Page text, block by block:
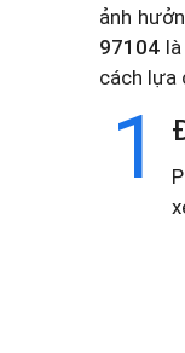
ảnh
97104
cách lựa
1